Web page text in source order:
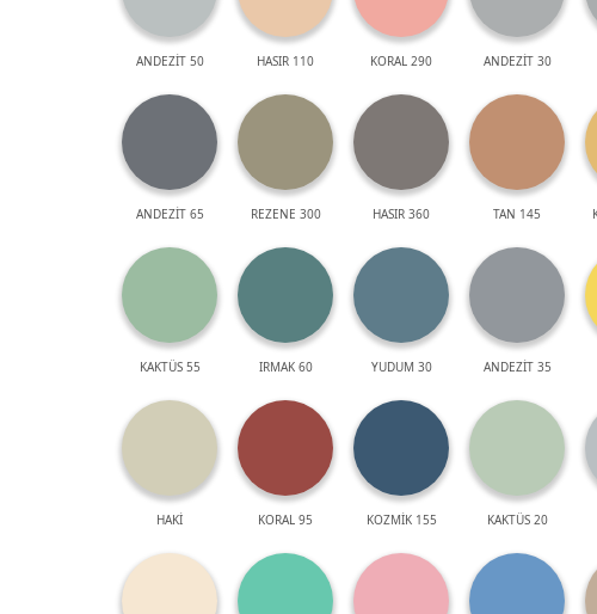
ANDEZİT 50 HASIR 110 KORAL 290 ANDEZİT 30
ANDEZİT 65 REZENE 300 HASIR 360 TAN 145
KAKTÜS 55 IRMAK 60 YUDUM 30 ANDEZİT 35
HAKİ KORAL 95 KOZMİK 155 KAKTÜS 20